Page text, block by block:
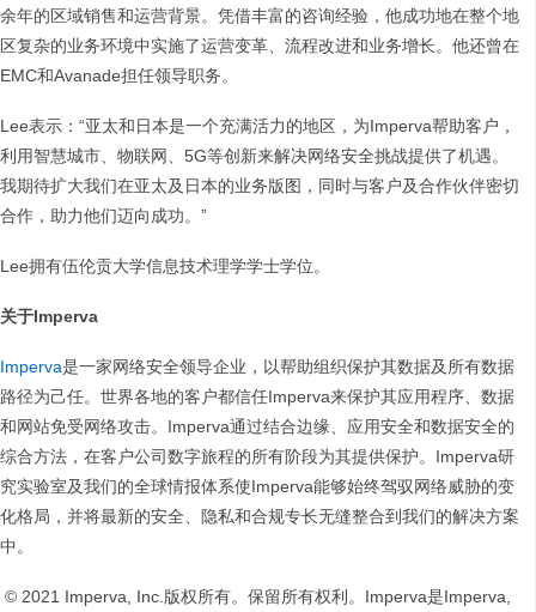
余年的区域销售和运营背景。凭借丰富的咨询经验，他成功地在整个地
区复杂的业务环境中实施了运营变革、流程改进和业务增长。他还曾在
EMC和Avanade担任领导职务。
Lee表示：“亚太和日本是一个充满活力的地区，为Imperva帮助客户，
利用智慧城市、物联网、5G等创新来解决网络安全挑战提供了机遇。
我期待扩大我们在亚太及日本的业务版图，同时与客户及合作伙伴密切
合作，助力他们迈向成功。”
Lee拥有伍伦贡大学信息技术理学学士学位。
关于Imperva
Imperva是一家网络安全领导企业，以帮助组织保护其数据及所有数据
路径为己任。世界各地的客户都信任Imperva来保护其应用程序、数据
和网站免受网络攻击。Imperva通过结合边缘、应用安全和数据安全的
综合方法，在客户公司数字旅程的所有阶段为其提供保护。Imperva研
究实验室及我们的全球情报体系使Imperva能够始终驾驭网络威胁的变
化格局，并将最新的安全、隐私和合规专长无缝整合到我们的解决方案
中。
© 2021 Imperva, Inc.版权所有。保留所有权利。Imperva是Imperva,